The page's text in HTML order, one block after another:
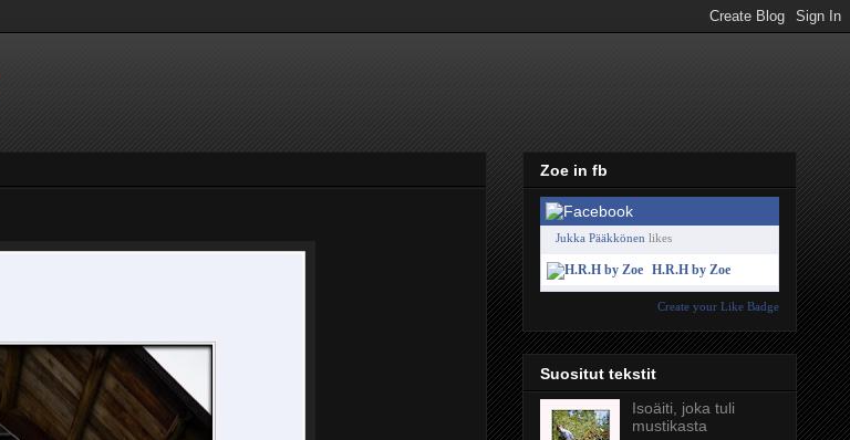
Zoe in fb
Jukka Pääkkönen likes
H.R.H by Zoe
Create your Like Badge
Suositut tekstit
Isoäiti, joka tuli
mustikasta